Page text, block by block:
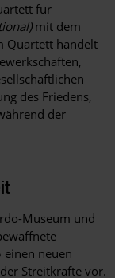
für
mit dem
Quartett handelt
des Friedens,
der
Museum und
neuen
Streitkräfte vor.